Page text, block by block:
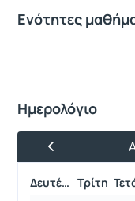
Ενότητες
Ημερολόγιο
Δευτέρα Τρίτη